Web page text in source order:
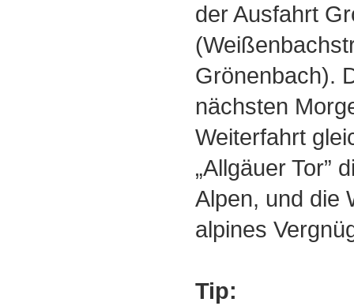
der Ausfahrt
Grönenbach).
nächsten
Weiterfahrt
„Allgäuer Tor”
Alpen, und die
alpines
Tip: